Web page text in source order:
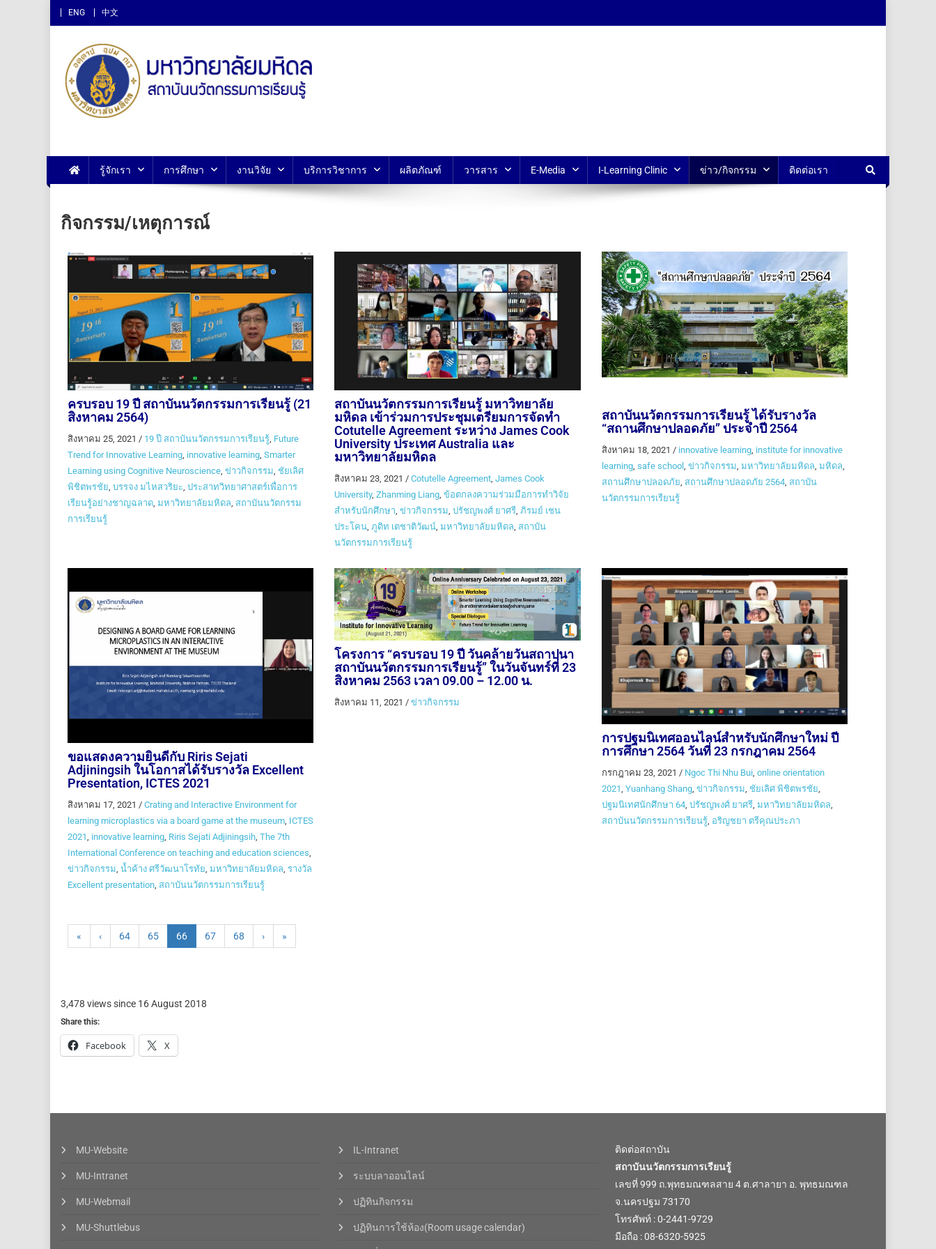
ENG 中文
สถาบันนวัตกรรมการเรียนรู้ ม.มหิดล
รู้จักเรา การศึกษา งานวิจัย บริการวิชาการ ผลิตภัณฑ์ วารสาร E-Media I-Learning Clinic ข่าว/กิจกรรม ติดต่อเรา
กิจกรรม/เหตุการณ์
ครบรอบ 19 ปี สถาบันนวัตกรรมการเรียนรู้ (21
สิงหาคม 2564)
สิงหาคม 25, 2021 / 19 ปี สถาบันนวัตกรรมการเรียนรู้ Future
Trend for Innovative Learning innovative learning Smarter
Learning using Cognitive Neuroscience ข่าวกิจกรรม ชัยเลิศ
พิชิตพรชัย บรรจง มไหสวริยะ ประสาทวิทยาศาสตร์เพื่อการ
เรียนรู้อย่างชาญฉลาด มหาวิทยาลัยมหิดล สถาบันนวัตกรรม
การเรียนรู้
สถาบันนวัตกรรมการเรียนรู้ มหาวิทยาลัย
มหิดล เข้าร่วมการประชุมเตรียมการจัดทำ
Cotutelle Agreement ระหว่าง James Cook
University ประเทศ Australia และ
มหาวิทยาลัยมหิดล
สิงหาคม 23, 2021 /Cotutelle Agreement ,James Cook
University,Zhanming Liang ,ข้อตกลงความร่วมมือการทำวิจัย
สำหรับนักศึกษา ,ข่าวกิจกรรม ,ปรัชญพงศ์ ยาศรี ,ภิรมย์ เชน
ประโคน ,ภูดิท เตชาติวัฒน์ ,มหาวิทยาลัยมหิดล สถาบัน
นวัตกรรมการเรียนรู้
สถาบันนวัตกรรมการเรียนรู้ ได้รับรางวัล
“สถานศึกษาปลอดภัย” ประจำปี 2564
สิงหาคม 18, 2021 / innovative learning, institute for innovative
learning, safe school , ข่าวกิจกรรม, มหาวิทยาลัยมหิดล, มหิดล,
สถานศึกษาปลอดภัย, สถานศึกษาปลอดภัย 2564, สถาบัน
นวัตกรรมการเรียนรู้
ขอแสดงความยินดีกับ Riris Sejati
Adjiningsih ในโอกาสได้รับรางวัล Excellent
Presentation, ICTES 2021
สิงหาคม 17, 2021 / Crating and Interactive Environment for
learning microplastics via a board game at the museum ICTES
2021 innovative learning Riris Sejati Adjiningsih The 7th
International Conference on teaching and education sciences
ข่าวกิจกรรม น้ำค้าง ศรีวัฒนาโรทัย มหาวิทยาลัยมหิดล รางวัล
Excellent presentation สถาบันนวัตกรรมการเรียนรู้
โครงการ “ครบรอบ 19 ปี วันคล้ายวันสถาปนา
สถาบันนวัตกรรมการเรียนรู้” ในวันจันทร์ที่ 23
สิงหาคม 2563 เวลา 09.00 – 12.00 น.
สิงหาคม 11, 2021 /ข่าวกิจกรรม
การปฐมนิเทศออนไลน์สำหรับนักศึกษาใหม่ ปี
การศึกษา 2564 วันที่ 23 กรกฎาคม 2564
กรกฎาคม 23, 2021 / Ngoc Thi Nhu Bui, online orientation
2021 Yuanhang Shang, ข่าวกิจกรรม ชัยเลิศ พิชิตพรชัย
ปฐมนิเทศนักศึกษา 64, ปรัชญพงศ์ ยาศรี, มหาวิทยาลัยมหิดล
สถาบันนวัตกรรมการเรียนรู้, อริญชยา ตรีคุณประภา
« ‹ 64 65 66 67 68 › »
3,478 views since 16 August 2018
Share this:
Facebook X
MU-Website
MU-Intranet
MU-Webmail
MU-Shuttlebus
IL-Intranet
ระบบลาออนไลน์
ปฏิทินกิจกรรม
ปฏิทินการใช้ห้อง(Room usage calendar)
ติดต่อสถาบัน
สถาบันนวัตกรรมการเรียนรู้
เลขที่ 999 ถ.พุทธมณฑลสาย 4 ต.ศาลายา อ. พุทธมณฑล
จ.นครปฐม 73170
โทรศัพท์ : 0-2441-9729
มือถือ : 08-6320-5925